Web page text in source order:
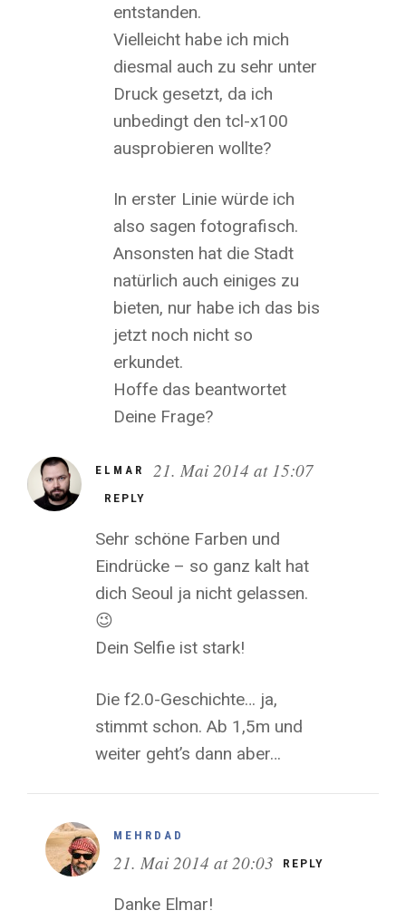
entstanden.
Vielleicht habe ich mich
diesmal auch zu sehr unter
Druck gesetzt, da ich
unbedingt den tcl-x100
ausprobieren wollte?
In erster Linie würde ich
also sagen fotografisch.
Ansonsten hat die Stadt
natürlich auch einiges zu
bieten, nur habe ich das bis
jetzt noch nicht so
erkundet.
Hoffe das beantwortet
Deine Frage?
ELMAR 21. Mai 2014 at 15:07
REPLY
Sehr schöne Farben und
Eindrücke – so ganz kalt hat
dich Seoul ja nicht gelassen.
😉
Dein Selfie ist stark!
Die f2.0-Geschichte… ja,
stimmt schon. Ab 1,5m und
weiter geht’s dann aber…
MEHRDAD
21. Mai 2014 at 20:03 REPLY
Danke Elmar!